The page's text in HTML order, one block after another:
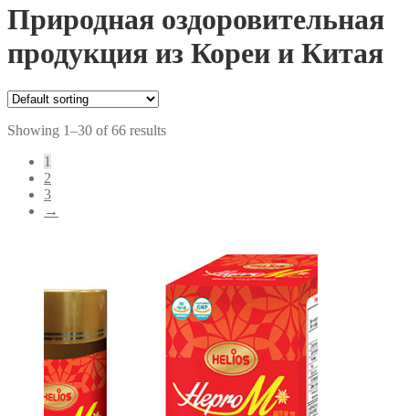
Природная оздоровительная
продукция из Кореи и Китая
Showing 1–30 of 66 results
1
2
3
→